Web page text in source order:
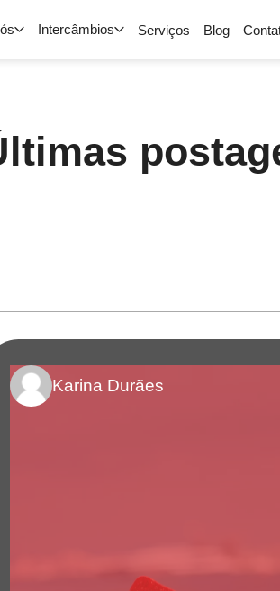
Intercâmbios Serviços Blog
Karina Durães